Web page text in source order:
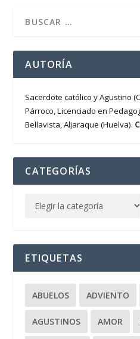
AUTORÍA
Sacerdote católico y Agustino
Párroco, Licenciado en
Bellavista, Aljaraque (Huelva).
CATEGORÍAS
ETIQUETAS
ABUELOS ADVIENTO
AGUSTINOS AMOR